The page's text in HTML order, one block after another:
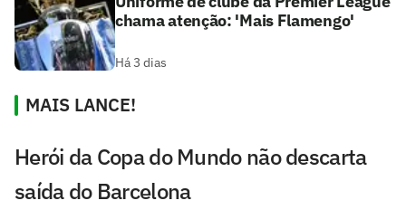
chama atenção: 'Mais Flamengo'
Há 3 dias
MAIS LANCE!
Herói da Copa do Mundo não descarta
saída do Barcelona